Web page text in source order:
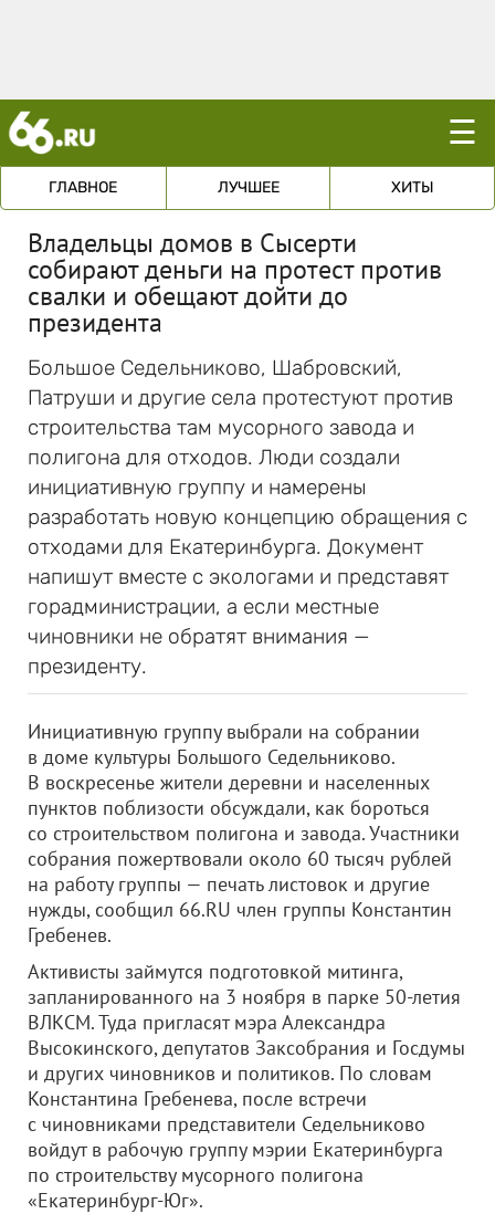
☰
ГЛАВНОЕ ЛУЧШЕЕ ХИТЫ
Владельцы домов в Сысерти
собирают деньги на протест против
свалки и обещают дойти до
президента
Большое Седельниково, Шабровский,
Патруши и другие села протестуют против
строительства там мусорного завода и
полигона для отходов. Люди создали
инициативную группу и намерены
разработать новую концепцию обращения с
отходами для Екатеринбурга. Документ
напишут вместе с экологами и представят
горадминистрации, а если местные
чиновники не обратят внимания —
президенту.
Инициативную группу выбрали на собрании
в доме культуры Большого Седельниково.
В воскресенье жители деревни и населенных
пунктов поблизости обсуждали, как бороться
со строительством полигона и завода. Участники
собрания пожертвовали около 60 тысяч рублей
на работу группы — печать листовок и другие
нужды, сообщил 66.RU член группы Константин
Гребенев.
Активисты займутся подготовкой митинга,
запланированного на 3 ноября в парке 50-летия
ВЛКСМ. Туда пригласят мэра Александра
Высокинского, депутатов Заксобрания и Госдумы
и других чиновников и политиков. По словам
Константина Гребенева, после встречи
с чиновниками представители Седельниково
войдут в рабочую группу мэрии Екатеринбурга
по строительству мусорного полигона
«Екатеринбург-Юг».